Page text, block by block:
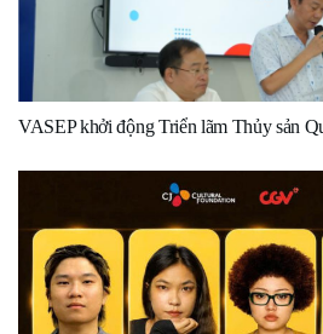
VASEP khởi động Triển lãm Thủy sản